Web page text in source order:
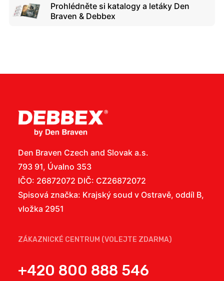
Prohlédněte si katalogy a letáky Den
Braven & Debbex
Den Braven Czech and Slovak a.s.
793 91, Úvalno 353
IČO: 26872072 DIČ: CZ26872072
Spisová značka: Krajský soud v Ostravě, oddíl B,
vložka 2951
ZÁKAZNICKÉ CENTRUM (VOLEJTE ZDARMA)
+420 800 888 546